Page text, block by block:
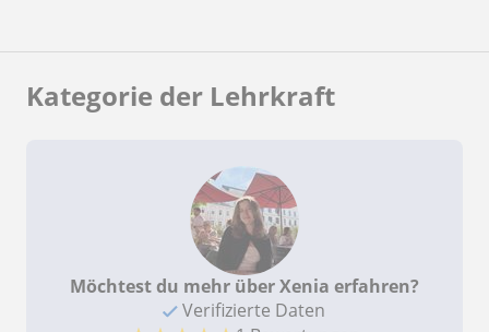
Kategorie der Lehrkraft
Möchtest du mehr über Xenia erfahren?
Verifizierte Daten